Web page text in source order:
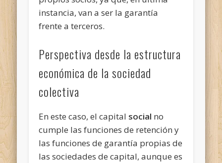
instancia, van a ser la garantía
frente a terceros.
Perspectiva desde la estructura
económica de la sociedad
colectiva
En este caso, el capital social no
cumple las funciones de retención y
las funciones de garantía propias de
las sociedades de capital, aunque es